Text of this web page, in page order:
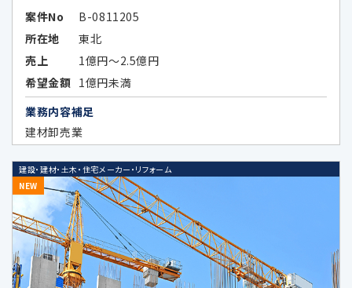
わせた広告情報等の表示、メールマガジ
ン等、各種ご案内のため
上記各目的に関連する市場分析、マーケ
ティングのため
データのハッシュ化等の加工、統計化の
方法等により特定の個人を識別できない
形式に加工したデータまたは統計情報
（統計データ）の作成のため、及び当該加
工したデータまたは統計データの第三者
提供のため
案件No
B-0811205
所在地
東北
売上
1億円～2.5億円
希望金額 1億円未満
業務内容補足
建材卸売業
建設・建材・土木・住宅メーカー・リフォーム
NEW